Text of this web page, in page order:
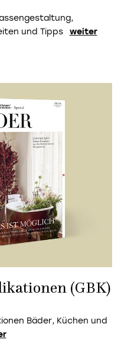
und Tipps
weiter
(GBK)
Bäder, Küchen und